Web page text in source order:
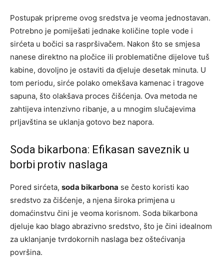
Postupak pripreme ovog sredstva je veoma jednostavan.
Potrebno je pomiješati jednake količine tople vode i
sirćeta u bočici sa raspršivačem. Nakon što se smjesa
nanese direktno na pločice ili problematične dijelove tuš
kabine, dovoljno je ostaviti da djeluje desetak minuta. U
tom periodu, sirće polako omekšava kamenac i tragove
sapuna, što olakšava proces čišćenja. Ova metoda ne
zahtijeva intenzivno ribanje, a u mnogim slučajevima
prljavština se uklanja gotovo bez napora.
Soda bikarbona: Efikasan saveznik u
borbi protiv naslaga
Pored sirćeta, soda bikarbona se često koristi kao
sredstvo za čišćenje, a njena široka primjena u
domaćinstvu čini je veoma korisnom. Soda bikarbona
djeluje kao blago abrazivno sredstvo, što je čini idealnom
za uklanjanje tvrdokornih naslaga bez oštećivanja
površina.